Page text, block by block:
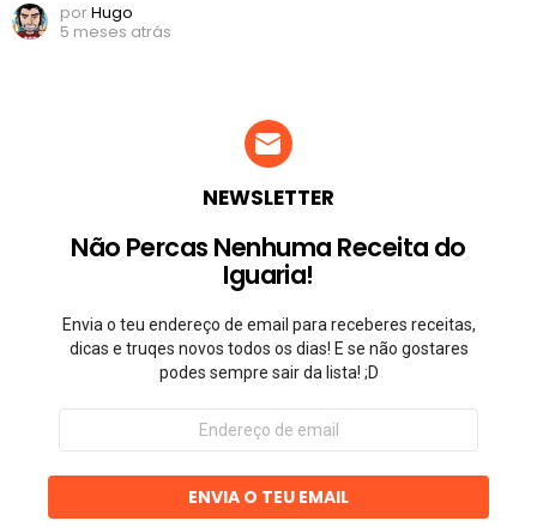
porHugo
5 meses atrás
NEWSLETTER
Não Percas Nenhuma Receita do
Iguaria!
Envia o teu endereço de email para receberes receitas,
dicas e truqes novos todos os dias! E se não gostares
podes sempre sair da lista! ;D
Endereço
email
ENVIA O TEU EMAIL